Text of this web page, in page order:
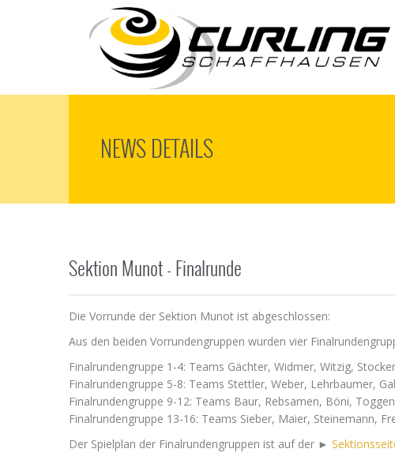
NEWS DETAILS
Sektion Munot - Finalrunde
Die Vorrunde der Sektion Munot ist abgeschlossen:
Aus den beiden Vorrundengruppen wurden vier
Finalrundengruppe 1-4: Teams Gächter, Widmer, Witzig, Stocker
Finalrundengruppe 5-8: Teams Stettler, Weber, Lehrbaumer,
Finalrundengruppe 9-12: Teams Baur, Rebsamen, Böni,
Finalrundengruppe 13-16: Teams Sieber, Maier, Steinemann,
Der Spielplan der Finalrundengruppen ist auf der ►